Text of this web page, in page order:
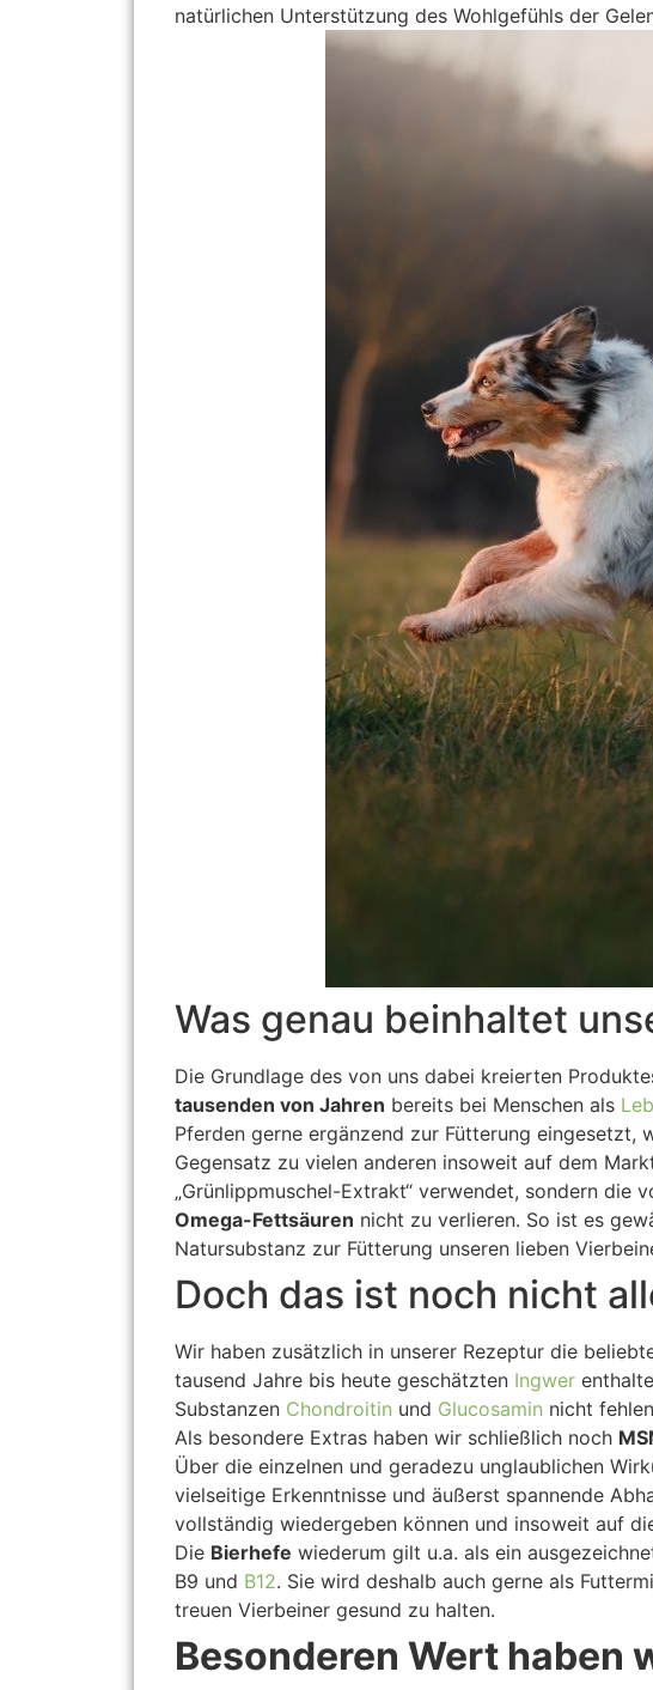
natürlichen Unterstützung des Wohlgefühls der
Was genau beinhaltet
Die Grundlage des von uns dabei kreierten
tausenden von Jahren bereits bei Menschen als
Pferden gerne ergänzend zur Fütterung eingesetzt,
Gegensatz zu vielen anderen insoweit auf dem
„Grünlippmuschel-Extrakt“ verwendet, sondern die
Omega-Fettsäuren nicht zu verlieren. So ist es
Natursubstanz zur Fütterung unseren lieben
Doch das ist noch nicht
Wir haben zusätzlich in unserer Rezeptur die
tausend Jahre bis heute geschätzten Ingwer
Substanzen Chondroitin und Glucosamin nicht
Als besondere Extras haben wir schließlich noch
Über die einzelnen und geradezu unglaublichen
vielseitige Erkenntnisse und äußerst spannende
vollständig wiedergeben können und insoweit auf
Die Bierhefe wiederum gilt u.a. als ein
B9 und B12. Sie wird deshalb auch gerne als
treuen Vierbeiner gesund zu halten.
Besonderen Wert haben